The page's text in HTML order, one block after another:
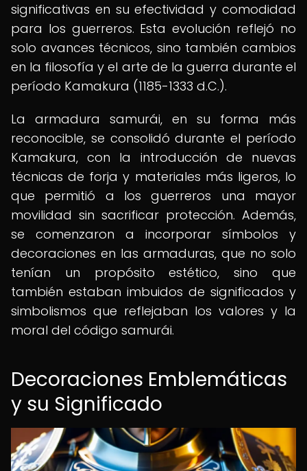
significativas en su efectividad y comodidad
para los guerreros. Esta evolución reflejó no
solo avances técnicos, sino también cambios
en la filosofía y el arte de la guerra durante el
período Kamakura (1185-1333 d.C.).
La armadura samurái, en su forma más
reconocible, se consolidó durante el período
Kamakura, con la introducción de nuevas
técnicas de forja y materiales más ligeros, lo
que permitió a los guerreros una mayor
movilidad sin sacrificar protección. Además,
se comenzaron a incorporar símbolos y
decoraciones en las armaduras, que no solo
tenían un propósito estético, sino que
también estaban imbuidos de significados y
simbolismos que reflejaban los valores y la
moral del código samurái.
Decoraciones Emblemáticas
y su Significado